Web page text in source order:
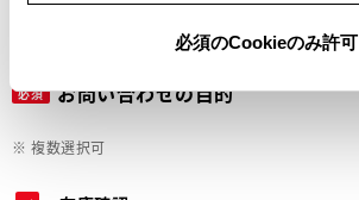
必須のCookieのみ許可
必須 お問い合わせの目的
※ 複数選択可